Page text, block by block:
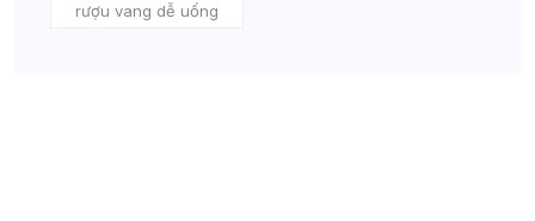
rượu vang dễ uống